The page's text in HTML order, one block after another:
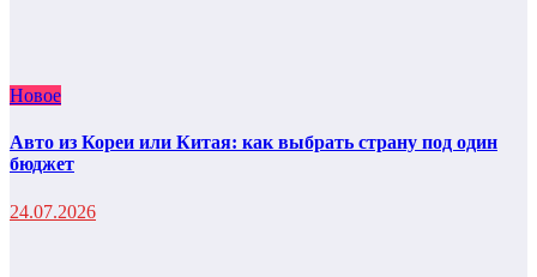
Новое
Авто из Кореи или Китая: как выбрать страну под один
бюджет
24.07.2026